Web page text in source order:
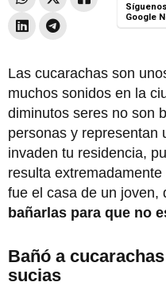
Google
Las cucarachas son
muchos sonidos en la
diminutos seres no son
personas y representan
invaden tu residencia,
resulta
fue el casa de un joven,
bañarlas para que no
Bañó a
sucias